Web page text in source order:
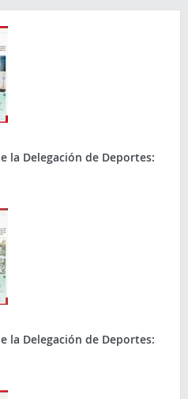
la Delegación de Deportes:
la Delegación de Deportes: